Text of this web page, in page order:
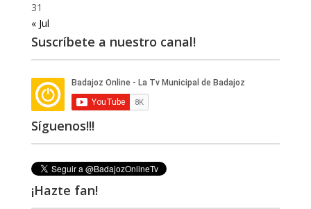
31
« Jul
Suscríbete a nuestro canal!
Síguenos!!!
¡Hazte fan!